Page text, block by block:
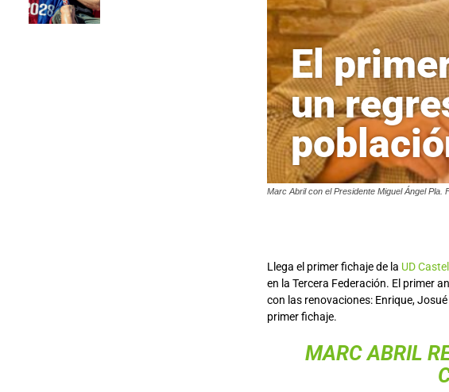
El
un
Marc Abril con el Presidente Miguel Ángel Pla.
Llega el primer fichaje de la UD
en la Tercera Federación. El primer
con las renovaciones: Enrique,
primer fichaje.
MARC ABRIL